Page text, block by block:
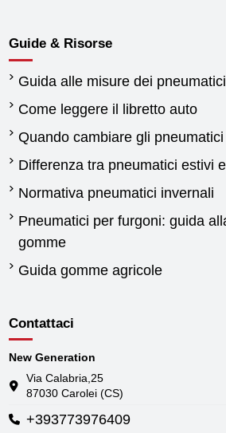
Guide & Risorse
Guida alle misure dei pneumatici
Come leggere il libretto auto
Quando cambiare gli pneumatici
Differenza tra pneumatici estivi
Normativa pneumatici invernali
Pneumatici per furgoni: guida
gomme
Guida gomme agricole
Contattaci
New Generation
Via Calabria,25
87030 Carolei (CS)
+393773976409